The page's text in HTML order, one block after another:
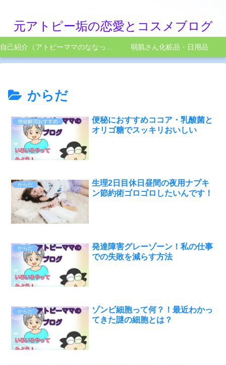
元アトピー垢の恋愛とコスメブログ
弱肌さん化粧品・日用品
からだ
便秘解消おすすめ
便秘におすすめココア・乳酸菌と
オリゴ糖でスッキリおいしい
からだ
生理2日目休日昼間の夜用ナプキ
ン節約術ゴロゴロしたいんです！
からだ
発達障害グレーゾーン！私の仕事
での失敗を減らす方法
からだ
ゾンビ細胞って何？！最近わかっ
てきた謎の細胞とは？